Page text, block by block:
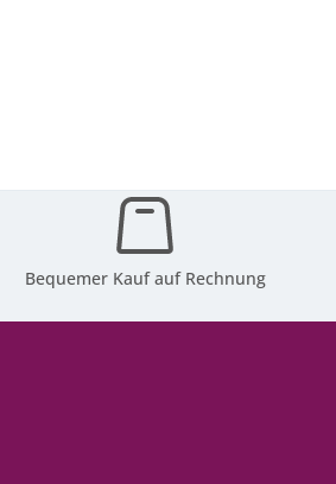
Bequemer Kauf auf Rechnung